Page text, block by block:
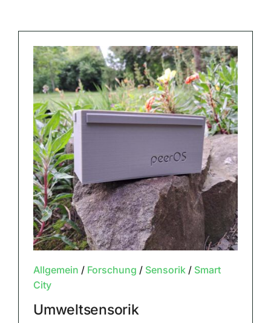
Allgemein / Forschung / Sensorik/ Smart
City
Umweltsensorik